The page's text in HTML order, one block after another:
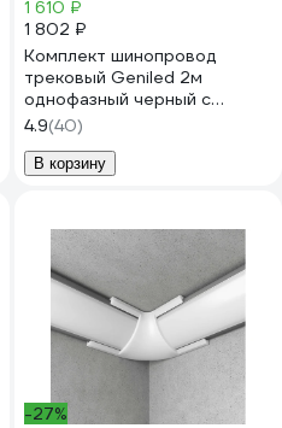
1 610 ₽
1 802 ₽
Комплект шинопровод
трековый Geniled 2м
однофазный черный с
вводом питания и заглушкой
22011_22029_22031
4.9(40)
В корзину
-27%